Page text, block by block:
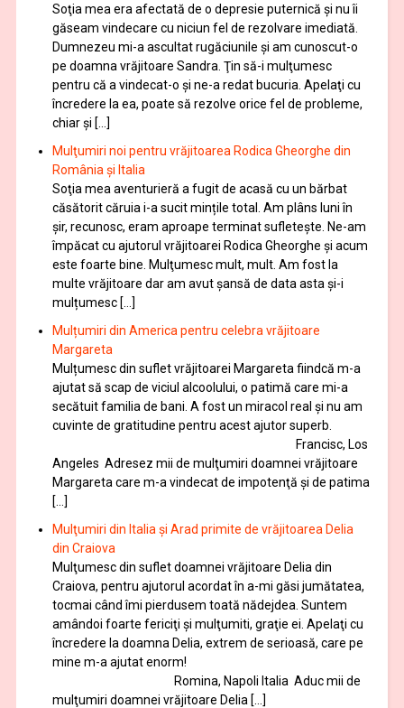
Soţia mea era afectată de o depresie puternică şi nu îi
găseam vindecare cu niciun fel de rezolvare imediată.
Dumnezeu mi-a ascultat rugăciunile şi am cunoscut-o
pe doamna vrăjitoare Sandra. Ţin să-i mulţumesc
pentru că a vindecat-o şi ne-a redat bucuria. Apelaţi cu
încredere la ea, poate să rezolve orice fel de probleme,
chiar şi […]
Mulţumiri noi pentru vrăjitoarea Rodica Gheorghe din
România și Italia
Soţia mea aventurieră a fugit de acasă cu un bărbat
căsătorit căruia i-a sucit mințile total. Am plâns luni în
șir, recunosc, eram aproape terminat sufletește. Ne-am
împăcat cu ajutorul vrăjitoarei Rodica Gheorghe şi acum
este foarte bine. Mulţumesc mult, mult. Am fost la
multe vrăjitoare dar am avut șansă de data asta și-i
mulțumesc […]
Mulțumiri din America pentru celebra vrăjitoare
Margareta
Mulțumesc din suflet vrăjitoarei Margareta fiindcă m-a
ajutat să scap de viciul alcoolului, o patimă care mi-a
secătuit familia de bani. A fost un miracol real și nu am
cuvinte de gratitudine pentru acest ajutor superb.
Francisc, Los
Angeles Adresez mii de mulţumiri doamnei vrăjitoare
Margareta care m-a vindecat de impotenţă şi de patima
[…]
Mulţumiri din Italia și Arad primite de vrăjitoarea Delia
din Craiova
Mulţumesc din suflet doamnei vrăjitoare Delia din
Craiova, pentru ajutorul acordat în a-mi găsi jumătatea,
tocmai când îmi pierdusem toată nădejdea. Suntem
amândoi foarte fericiţi şi mulţumiti, graţie ei. Apelaţi cu
încredere la doamna Delia, extrem de serioasă, care pe
mine m-a ajutat enorm!
Romina, Napoli Italia Aduc mii de
mulţumiri doamnei vrăjitoare Delia […]